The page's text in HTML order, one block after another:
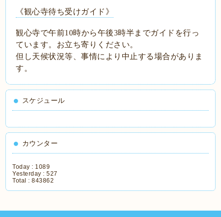
《観心寺待ち受けガイド》
観心寺で午前10時から午後3時半までガイドを行っ
ています。お立ち寄りください。
但し天候状況等、事情により中止する場合がありま
す。
スケジュール
カウンター
Today : 1089
Yesterday :527
Total :843862